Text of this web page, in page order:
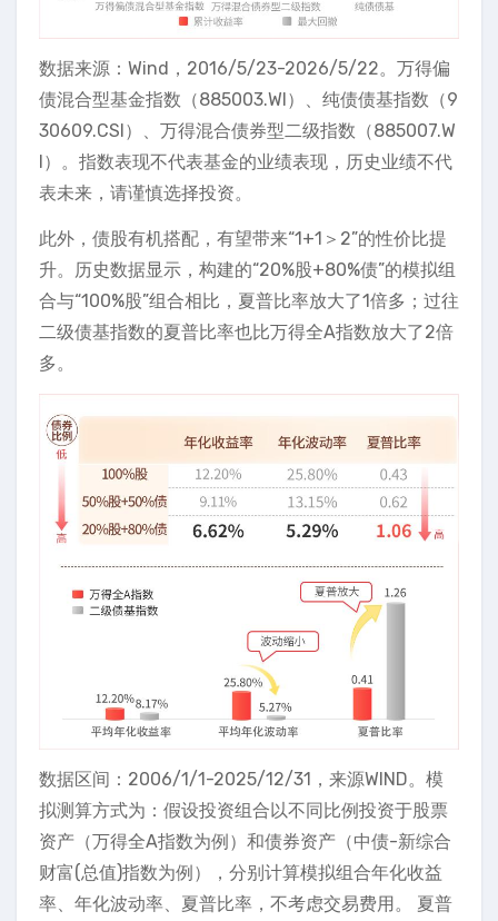
数据来源：Wind，2016/5/23-2026/5/22。万得偏
债混合型基金指数（885003.WI）、纯债债基指数（9
30609.CSI）、万得混合债券型二级指数（885007.W
I）。指数表现不代表基金的业绩表现，历史业绩不代
表未来，请谨慎选择投资。
此外，债股有机搭配，有望带来“1+1＞2”的性价比提
升。历史数据显示，构建的“20%股+80%债”的模拟组
合与“100%股”组合相比，夏普比率放大了1倍多；过往
二级债基指数的夏普比率也比万得全A指数放大了2倍
多。
数据区间：2006/1/1-2025/12/31，来源WIND。模
拟测算方式为：假设投资组合以不同比例投资于股票
资产（万得全A指数为例）和债券资产（中债-新综合
财富(总值)指数为例），分别计算模拟组合年化收益
率、年化波动率、夏普比率，不考虑交易费用。 夏普